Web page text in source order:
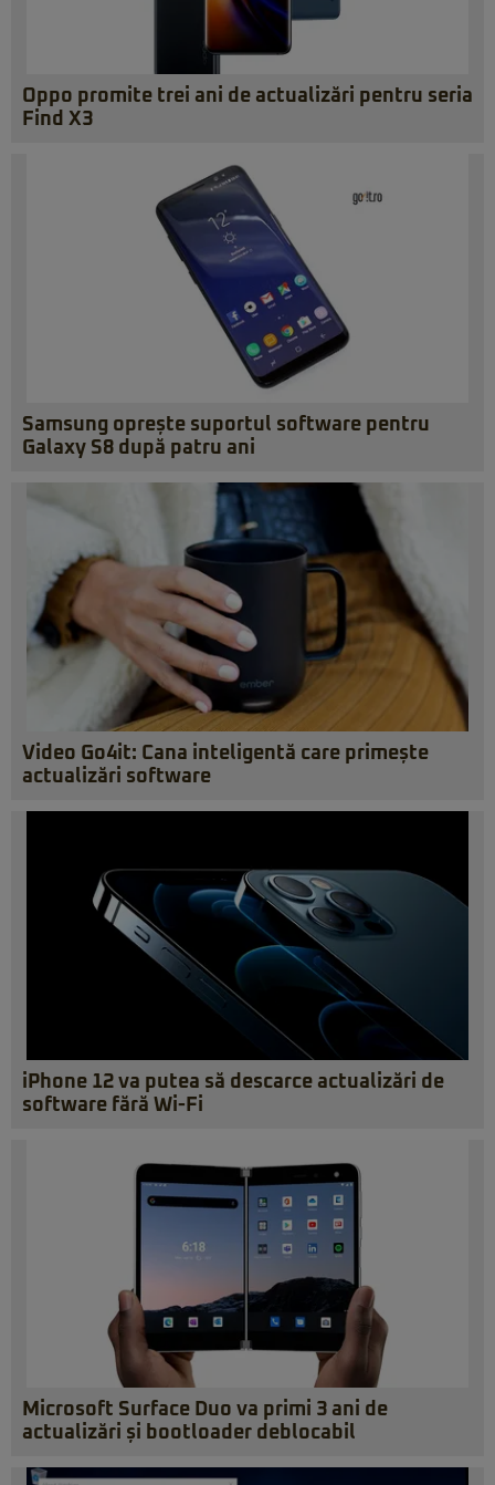
Oppo promite trei ani de actualizări pentru seria
Find X3
Samsung oprește suportul software pentru
Galaxy S8 după patru ani
Video Go4it: Cana inteligentă care primește
actualizări software
iPhone 12 va putea să descarce actualizări de
software fără Wi-Fi
Microsoft Surface Duo va primi 3 ani de
actualizări și bootloader deblocabil